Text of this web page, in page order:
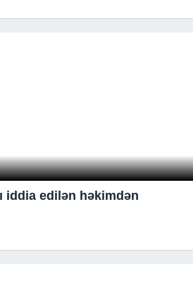
iddia edilən həkimdən